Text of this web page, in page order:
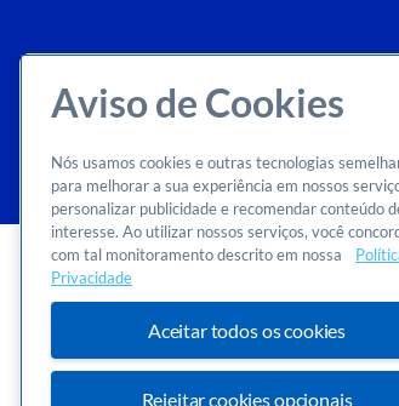
VOLTAR
AO TOPO
Aviso de Cookies
Nós usamos cookies e outras tecnologias
para melhorar a sua experiência em nossos
personalizar publicidade e recomendar conteúdo
interesse. Ao utilizar nossos serviços, você
com tal monitoramento descrito em nossa
Privacidade
Aceitar todos os cookies
Rejeitar cookies opcionais